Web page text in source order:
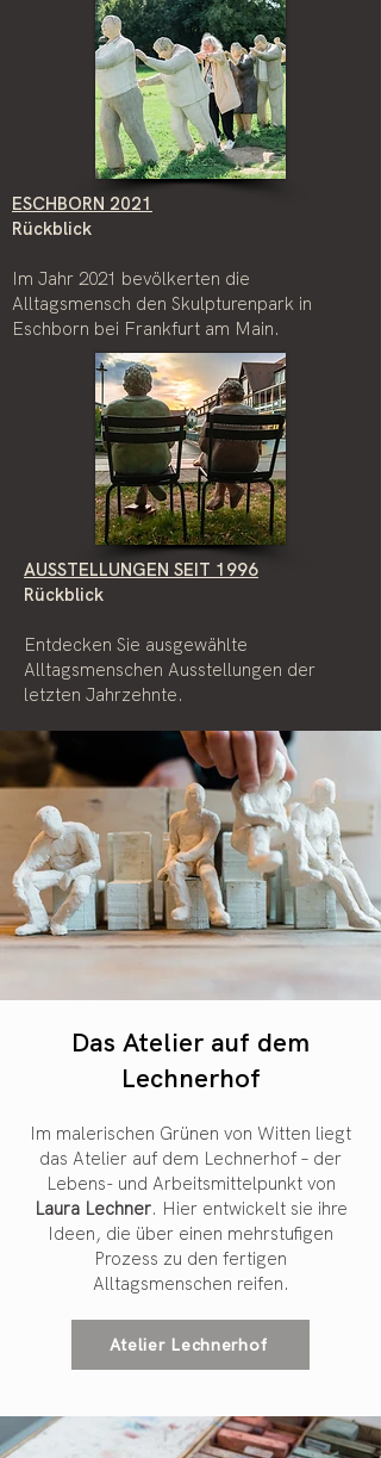
ESCHBORN 2021
Rückblick
Im Jahr 2021 bevölkerten die
Alltagsmensch den Skulpturenpark in
Eschborn bei Frankfurt am Main.
AUSSTELLUNGEN SEIT 1996
Rückblick
Entdecken Sie ausgewählte
Alltagsmenschen Ausstellungen der
letzten Jahrzehnte.
Das Atelier auf dem
Lechnerhof
Im malerischen Grünen von Witten liegt
das Atelier auf dem Lechnerhof – der
Lebens- und Arbeitsmittelpunkt von
Laura Lechner. Hier entwickelt sie ihre
Ideen, die über einen mehrstufigen
Prozess zu den fertigen
Alltagsmenschen reifen.
Atelier Lechnerhof